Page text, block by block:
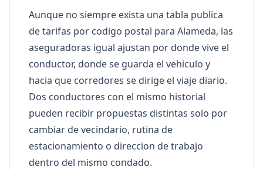
Aunque no siempre exista una tabla publica
de tarifas por codigo postal para Alameda, las
aseguradoras igual ajustan por donde vive el
conductor, donde se guarda el vehiculo y
hacia que corredores se dirige el viaje diario.
Dos conductores con el mismo historial
pueden recibir propuestas distintas solo por
cambiar de vecindario, rutina de
estacionamiento o direccion de trabajo
dentro del mismo condado.